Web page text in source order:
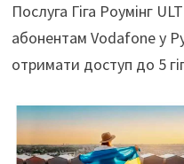
Послуга Гіга Роумінг
абонентам Vodafone у
отримати доступ до 5